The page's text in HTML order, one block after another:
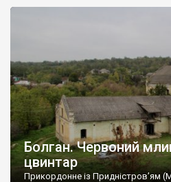
Болган. Червоний
цвинтар
Прикордонне із Придністров’ям